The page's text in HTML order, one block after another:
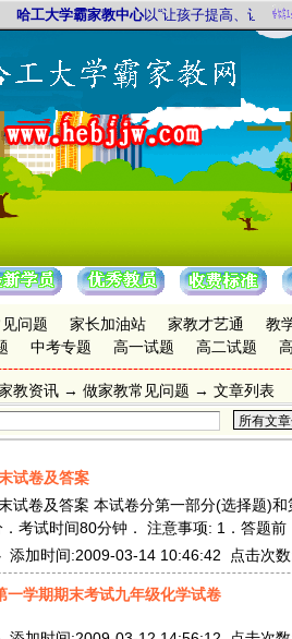
哈工大学霸家教中心以“让孩子提高、让家长
问题 家长加油站 家教才艺通 教
中考专题 高一试题 高二试题
教资讯 → 做家教常见问题 → 文章列表
试卷及答案
试卷及答案 本试卷分第一部分(选择题)
考试时间80分钟． 注意事项: 1．答题前
添加时间:2009-03-14 10:46:42 点击次
学期期末考试九年级化学试卷